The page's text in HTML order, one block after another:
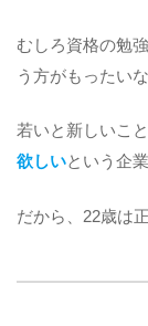
むしろ資格の勉
う方がもったい
若いと新しいこ
欲しいという企
だから、22歳は